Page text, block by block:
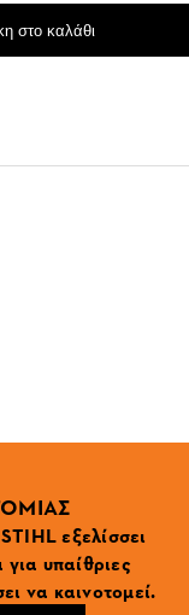
στο καλάθι
εξελίσσει
υπαίθριες
να καινοτομεί.